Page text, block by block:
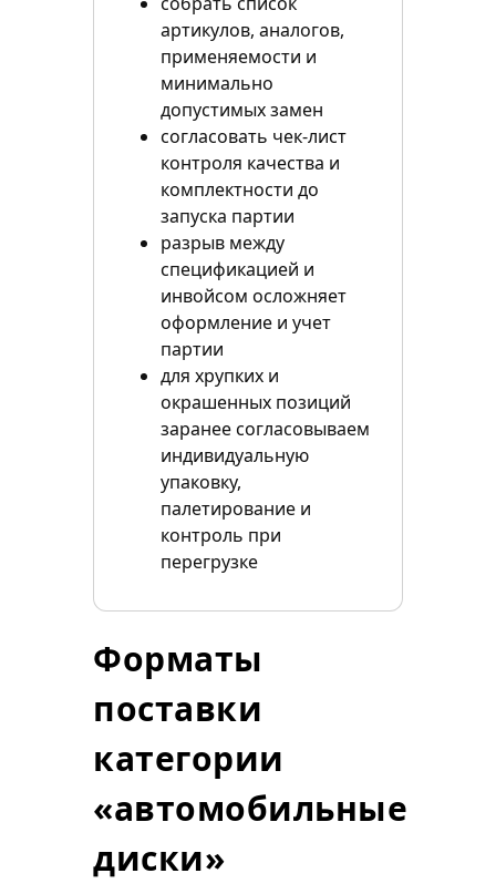
артикулов, аналогов,
применяемости и
минимально
допустимых замен
согласовать чек-лист
контроля качества и
комплектности до
запуска партии
разрыв между
спецификацией и
инвойсом осложняет
оформление и учет
партии
для хрупких и
окрашенных позиций
заранее согласовываем
индивидуальную
упаковку,
палетирование и
контроль при
перегрузке
Форматы
поставки
категории
«автомобильные
диски»